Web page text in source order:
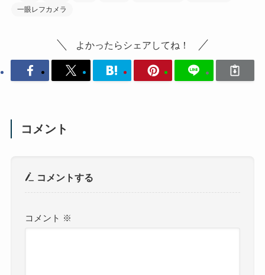
一眼レフカメラ
よかったらシェアしてね！
コメント
コメントする
コメント ※